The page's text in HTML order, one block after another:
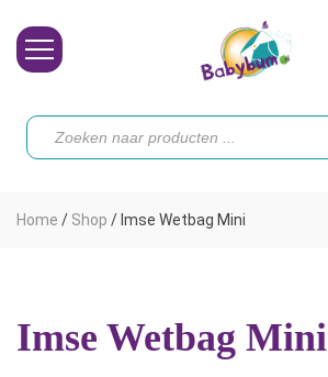
Toebehoren
Onze merken
Producten
zoeken
Home / Shop / Imse Wetbag Mini
Imse Wetbag Mini